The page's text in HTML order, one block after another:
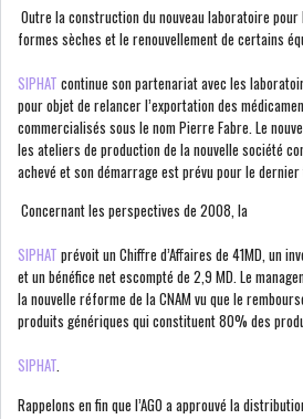
COTATION ET ANALYSES
FICHES SOCIÉTÉS
ANALYSE QUOTIDIENNE
ZOOM ENTREPRISE
Outre la construction du nouveau laboratoire pour
formes sèches et le renouvellement de certains
SIPHAT continue son partenariat avec les
pour objet de relancer l’exportation des
commercialisés sous le nom Pierre Fabre. Le
les ateliers de production de la nouvelle société
achevé et son démarrage est prévu pour le
Concernant les perspectives de 2008, la
SIPHAT prévoit un Chiffre d’Affaires de 41MD, un
et un bénéfice net escompté de 2,9 MD. Le
la nouvelle réforme de la CNAM vu que le
produits génériques qui constituent 80% des
SIPHAT.
Rappelons en fin que l’AGO a approuvé la